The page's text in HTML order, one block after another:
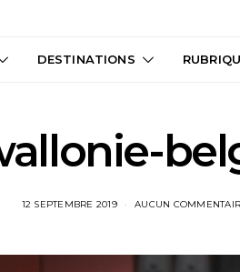
DESTINATIONS
12 SEPTEMBRE 2019 AUCUN